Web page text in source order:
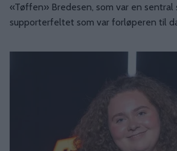
«Tøffen» Bredesen, som var en sentral
supporterfeltet som var forløperen til